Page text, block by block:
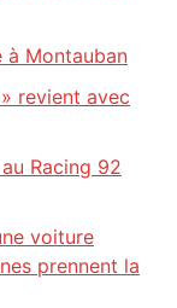
à Montauban
revient avec
Racing 92
voiture
prennent la